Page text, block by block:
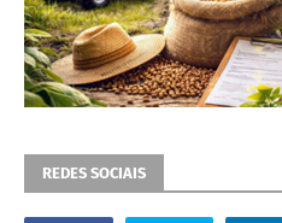
REDES SOCIAIS